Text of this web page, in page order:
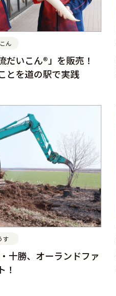
ん
だいこん®」を販売！
とを道の駅で実践
す
十勝、オーランドファ
！